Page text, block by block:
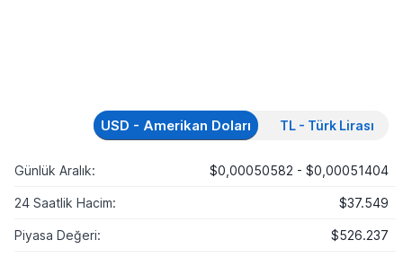
USD - Amerikan Doları TL - Türk Lirası
Günlük Aralık: $0,00050582 - $0,00051404
24 Saatlik Hacim: $37.549
Piyasa Değeri: $526.237